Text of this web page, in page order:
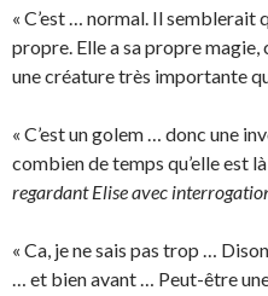
« C’est … normal. Il semblerait
propre. Elle a sa propre magie,
une créature très importante
« C’est un golem … donc une
combien de temps qu’elle est là
regardant Elise avec
« Ca, je ne sais pas trop …
… et bien avant … Peut-être